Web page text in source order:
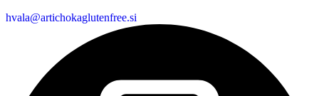
hvala@artichokaglutenfree.si